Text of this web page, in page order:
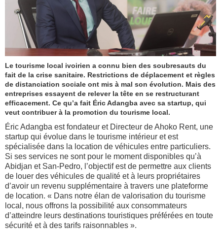
Le tourisme local ivoirien a connu bien des soubresauts du
fait de la crise sanitaire. Restrictions de déplacement et règles
de distanciation sociale ont mis à mal son évolution. Mais des
entreprises essayent de relever la tête en se restructurant
efficacement. Ce qu’a fait Éric Adangba avec sa startup, qui
veut contribuer à la promotion du tourisme local.
Éric Adangba est fondateur et Directeur de Ahoko Rent, une
startup qui évolue dans le tourisme intérieur et est
spécialisée dans la location de véhicules entre particuliers.
Si ses services ne sont pour le moment disponibles qu’à
Abidjan et San-Pedro, l’objectif est de permettre aux clients
de louer des véhicules de qualité et à leurs propriétaires
d’avoir un revenu supplémentaire à travers une plateforme
de location. « Dans notre élan de valorisation du tourisme
local, nous offrons la possibilité aux consommateurs
d’atteindre leurs destinations touristiques préférées en toute
sécurité et à des tarifs raisonnables ».